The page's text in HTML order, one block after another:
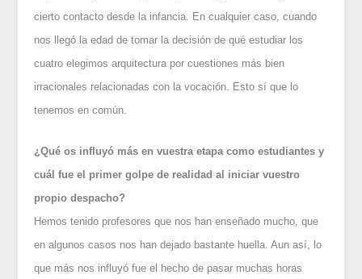
cierto contacto desde la infancia. En cualquier caso, cuando
nos llegó la edad de tomar la decisión de qué estudiar los
cuatro elegimos arquitectura por cuestiones más bien
irracionales relacionadas con la vocación. Esto sí que lo
tenemos en común.
¿Qué os influyó más en vuestra etapa como estudiantes y
cuál fue el primer golpe de realidad al iniciar vuestro
propio despacho?
Hemos tenido profesores que nos han enseñado mucho, que
en algunos casos nos han dejado bastante huella. Aun así, lo
que más nos influyó fue el hecho de pasar muchas horas